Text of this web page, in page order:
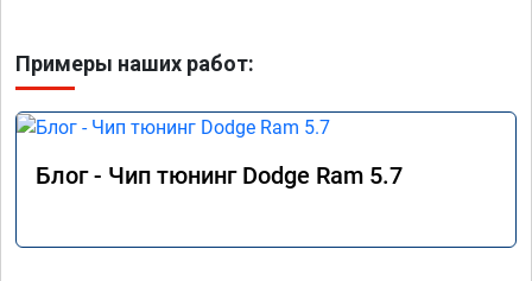
Примеры наших работ:
Блог - Чип тюнинг Dodge Ram 5.7